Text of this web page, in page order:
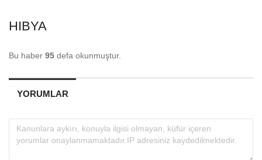
HIBYA
Bu haber 95 defa okunmuştur.
YORUMLAR